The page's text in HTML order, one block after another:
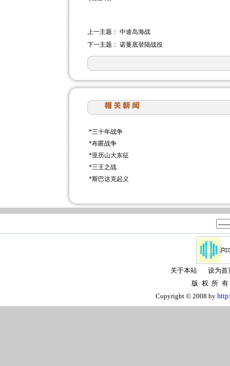
上一主题： 中途岛海战
下一主题： 诺曼底登陆战役
*三十年战争
*布匿战争
*亚历山大东征
*三王之战
*斯巴达克起义